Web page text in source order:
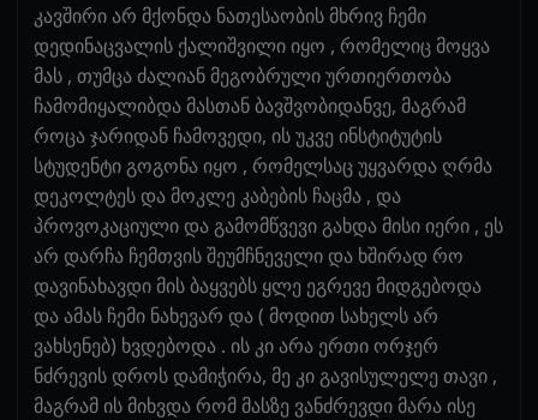
კავშირი არ მქონდა ნათესაობის მხრივ ჩემი
დედინაცვალის ქალიშვილი იყო , რომელიც მოყვა
მას , თუმცა ძალიან მეგობრული ურთიერთობა
ჩამომიყალიბდა მასთან ბავშვობიდანვე, მაგრამ
როცა ჯარიდან ჩამოვედი, ის უკვე ინსტიტუტის
სტუდენტი გოგონა იყო , რომელსაც უყვარდა ღრმა
დეკოლტეს და მოკლე კაბების ჩაცმა , და
პროვოკაციული და გამომწვევი გახდა მისი იერი , ეს
არ დარჩა ჩემთვის შეუმჩნეველი და ხშირად რო
დავინახავდი მის ბაყვებს ყლე ეგრევე მიდგებოდა
და ამას ჩემი ნახევარ და ( მოდით სახელს არ
ვახსენებ) ხვდებოდა . ის კი არა ერთი ორჯერ
ნძრევის დროს დამიჭირა, მე კი გავისულელე თავი ,
მაგრამ ის მიხვდა რომ მასზე ვანძრევდი მარა ისე